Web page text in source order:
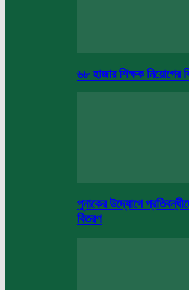
৬৮ হাজার শিক্ষক নিয়োগের
পুনাকের উদ্যোগে
বিতরণ